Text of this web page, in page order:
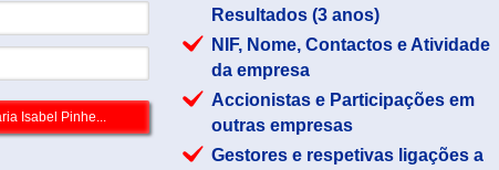
Resultados (3 anos)
NIF, Nome, Contactos e Atividade
da empresa
Accionistas e Participações em
outras empresas
Gestores e respetivas ligações a